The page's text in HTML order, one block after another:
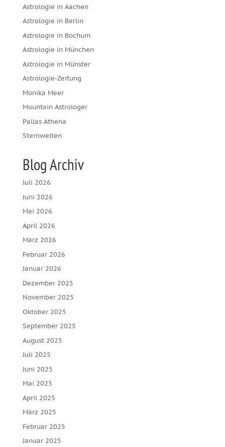
Astrologie in Aachen
Astrologie in Berlin
Astrologie in Bochum
Astrologie in München
Astrologie in Münster
Astrologie-Zeitung
Monika Meer
Mountain Astrologer
Pallas Athena
Sternwelten
Blog Archiv
Juli 2026
Juni 2026
Mai 2026
April 2026
März 2026
Februar 2026
Januar 2026
Dezember 2025
November 2025
Oktober 2025
September 2025
August 2025
Juli 2025
Juni 2025
Mai 2025
April 2025
März 2025
Februar 2025
Januar 2025